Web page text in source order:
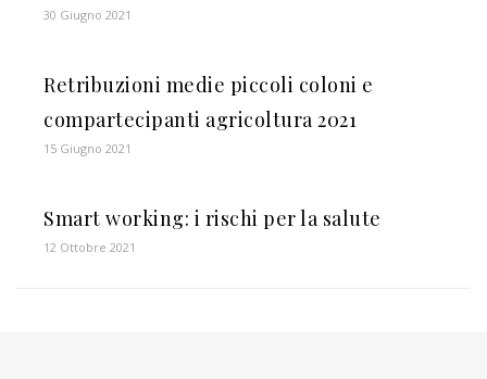
30 Giugno 2021
Retribuzioni medie piccoli coloni e
compartecipanti agricoltura 2021
15 Giugno 2021
Smart working: i rischi per la salute
12 Ottobre 2021